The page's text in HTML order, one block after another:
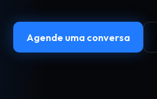
Agende uma conversa